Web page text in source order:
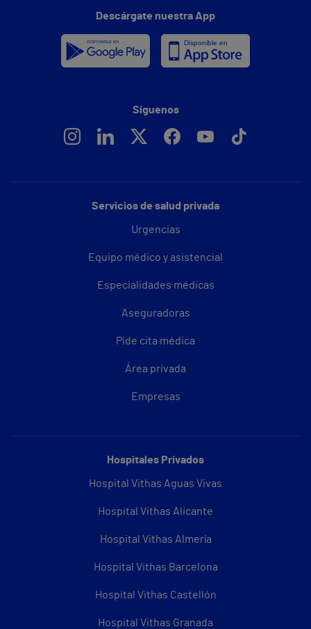
Servicios de salud privada
Urgencias
Equipo médico y asistencial
Especialidades médicas
Aseguradoras
Pide cita médica
Área privada
Empresas
Hospitales Privados
Hospital Vithas Aguas Vivas
Hospital Vithas Alicante
Hospital Vithas Almería
Hospital Vithas Barcelona
Hospital Vithas Castellón
Hospital Vithas Granada
Descárgate nuestra App
Síguenos